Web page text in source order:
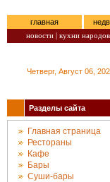
главная
новости | кухни
Четверг, Август 06,
Разделы сайта
Главная страница
Рестораны
Кафе
Бары
Суши-бары